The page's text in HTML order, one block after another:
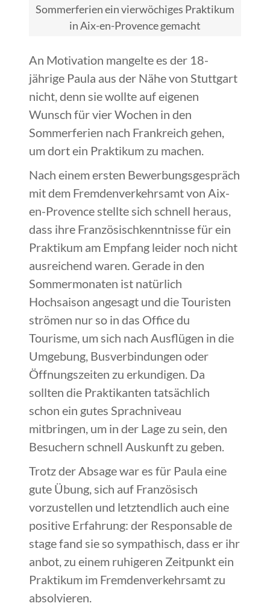
Sommerferien ein vierwöchiges Praktikum
in Aix-en-Provence gemacht
An Motivation mangelte es der 18-
jährige Paula aus der Nähe von Stuttgart
nicht, denn sie wollte auf eigenen
Wunsch für vier Wochen in den
Sommerferien nach Frankreich gehen,
um dort ein Praktikum zu machen.
Nach einem ersten Bewerbungsgespräch
mit dem Fremdenverkehrsamt von Aix-
en-Provence stellte sich schnell heraus,
dass ihre Französischkenntnisse für ein
Praktikum am Empfang leider noch nicht
ausreichend waren. Gerade in den
Sommermonaten ist natürlich
Hochsaison angesagt und die Touristen
strömen nur so in das Office du
Tourisme, um sich nach Ausflügen in die
Umgebung, Busverbindungen oder
Öffnungszeiten zu erkundigen. Da
sollten die Praktikanten tatsächlich
schon ein gutes Sprachniveau
mitbringen, um in der Lage zu sein, den
Besuchern schnell Auskunft zu geben.
Trotz der Absage war es für Paula eine
gute Übung, sich auf Französisch
vorzustellen und letztendlich auch eine
positive Erfahrung: der Responsable de
stage fand sie so sympathisch, dass er ihr
anbot, zu einem ruhigeren Zeitpunkt ein
Praktikum im Fremdenverkehrsamt zu
absolvieren.